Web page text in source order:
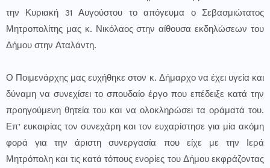
την Κυριακή 31 Αυγούστου το απόγευμα ο Σεβασμιώτατος
Μητροπολίτης μας κ. Νικόλαος στην αίθουσα εκδηλώσεων του
Δήμου στην Αταλάντη.
Ο Ποιμενάρχης μας ευχήθηκε στον κ. Δήμαρχο να έχει υγεία και
δύναμη να συνεχίσει το σπουδαίο έργο που επέδειξε κατά την
προηγούμενη θητεία του και να ολοκληρώσει τα οράματά του.
Επ’ ευκαιρίας τον συνεχάρη και τον ευχαρίστησε για μία ακόμη
φορά για την άριστη συνεργασία που είχε με την Ιερά
Μητρόπολη και τις κατά τόπους ενορίες του Δήμου εκφράζοντας